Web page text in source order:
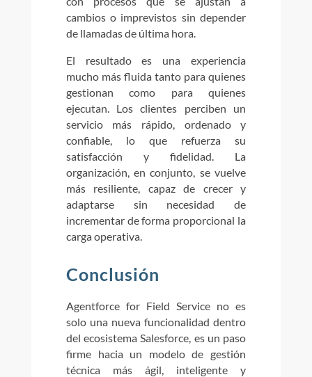
cambios o imprevistos sin depender
de llamadas de última hora.
El resultado es una experiencia
mucho más fluida tanto para quienes
gestionan como para quienes
ejecutan. Los clientes perciben un
servicio más rápido, ordenado y
confiable, lo que refuerza su
satisfacción y fidelidad. La
organización, en conjunto, se vuelve
más resiliente, capaz de crecer y
adaptarse sin necesidad de
incrementar de forma proporcional la
carga operativa.
Conclusión
Agentforce for Field Service no es
solo una nueva funcionalidad dentro
del ecosistema Salesforce, es un paso
firme hacia un modelo de gestión
técnica más ágil, inteligente y